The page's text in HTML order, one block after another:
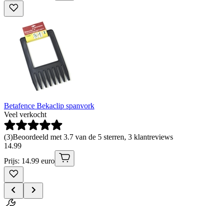
Betafence Bekaclip spanvork
Veel verkocht
(3)Beoordeeld met 3.7 van de 5 sterren, 3 klantreviews
14.99
Prijs: 14.99 euro